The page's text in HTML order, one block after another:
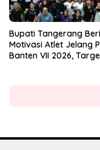
Bupati Tangerang Beri
Motivasi Atlet Jelang
Banten VII 2026,